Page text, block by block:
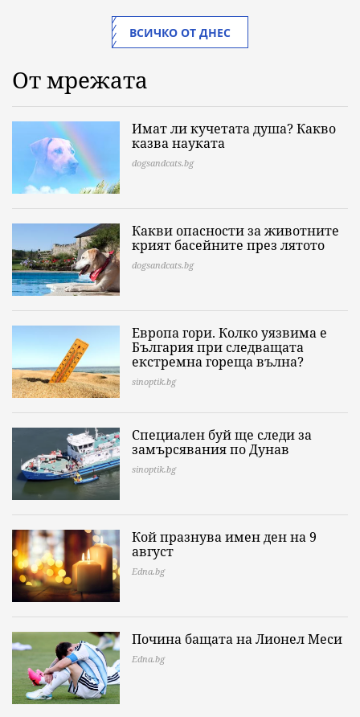
ВСИЧКО ОТ ДНЕС
От мрежата
Имат ли кучетата душа? Какво
казва науката
dogsandcats.bg
Какви опасности за животните
крият басейните през лятото
dogsandcats.bg
Европа гори. Колко уязвима е
България при следващата
екстремна гореща вълна?
sinoptik.bg
Специален буй ще следи за
замърсявания по Дунав
sinoptik.bg
Кой празнува имен ден на 9
август
Edna.bg
Почина бащата на Лионел Меси
Edna.bg